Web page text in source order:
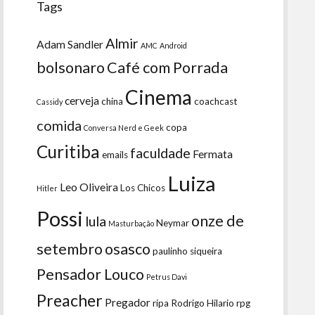
Tags
Adam Sandler Almir AMC Android
bolsonaroCafé com Porrada
Cassidy cervejachina Cinema coachcast
comida Conversa Nerd e Geek copa
Curitiba emails faculdade Fermata
Hitler Leo OliveiraLos Chicos Luiza
Possi lula Masturbação Neymar onze de
setembroosasco paulinho siqueira
Pensador Louco Petrus Davi
Preacher Pregadorripa Rodrigo Hilario rpg